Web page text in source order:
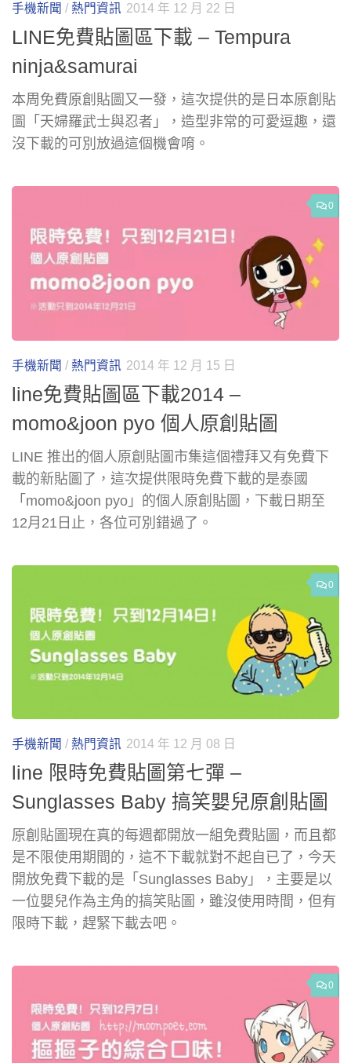
手機新聞 / 熱門資訊 2014 年 12 月 22 日
LINE免費貼圖區下載 – Tempura
ninja&samurai
本周免費原創貼圖又一發，這次提供的是日本原創貼
圖「天婦羅武士與忍者」，造型非常的可愛逗趣，還
沒下載的可別放過這個機會唷。
0
手機新聞 / 熱門資訊 2014 年 12 月 15 日
line免費貼圖區下載2014 –
momo&joon pyo 個人原創貼圖
LINE 推出的個人原創貼圖市集這個禮拜又有免費下
載的新貼圖了，這次提供限時免費下載的是泰國
「momo&joon pyo」的個人原創貼圖，下載日期至
12月21日止，各位可別錯過了。
0
手機新聞 / 熱門資訊 2014 年 12 月 08 日
line 限時免費貼圖第七彈 –
Sunglasses Baby 搞笑嬰兒原創貼圖
原創貼圖現在真的每週都開放一組免費貼圖，而且都
是不限使用期間的，這不下載就對不起自已了，今天
開放免費下載的是「Sunglasses Baby」，主要是以
一位嬰兒作為主角的搞笑貼圖，雖沒使用時間，但有
限時下載，趕緊下載去吧。
0